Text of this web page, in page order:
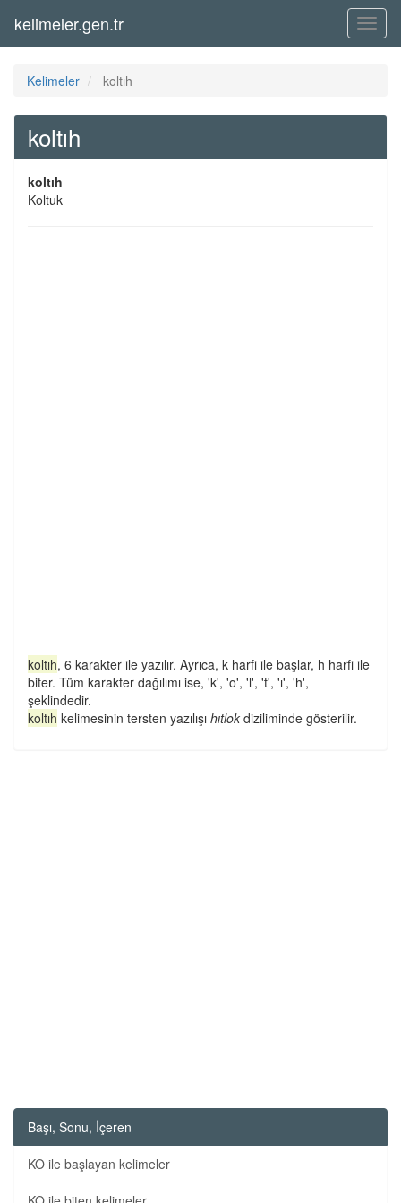
Menü
kelimeler.gen.tr
Kelimeler koltıh
koltıh
koltıh
Koltuk
koltıh, 6 karakter ile yazılır. Ayrıca, k harfi ile başlar, h harfi ile
biter. Tüm karakter dağılımı ise, 'k', 'o', 'l', 't', 'ı', 'h',
şeklindedir.
koltıh kelimesinin tersten yazılışı hıtlok diziliminde gösterilir.
Başı, Sonu, İçeren
KO ile başlayan kelimeler